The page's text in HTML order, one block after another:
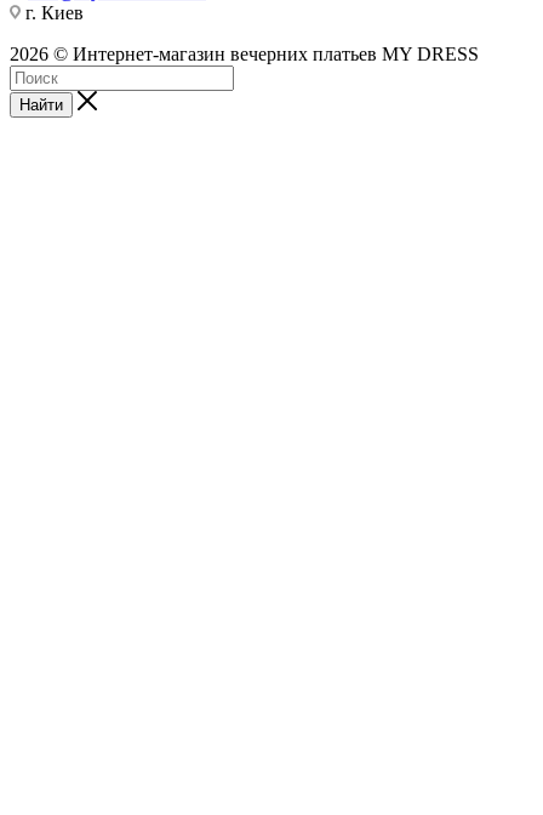
г. Киев
2026 © Интернет-магазин вечерних платьев MY DRESS
Найти